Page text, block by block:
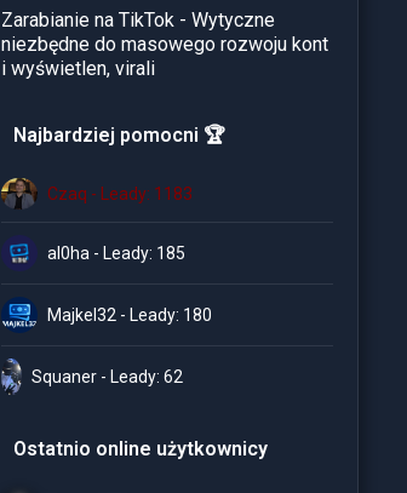
Zarabianie na TikTok - Wytyczne
niezbędne do masowego rozwoju kont
i wyświetlen, virali
Najbardziej pomocni 🏆
Czaq - Leady: 1183
al0ha - Leady: 185
Majkel32 - Leady: 180
Squaner - Leady: 62
Ostatnio online użytkownicy